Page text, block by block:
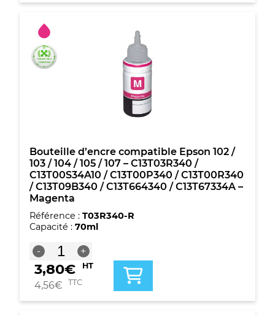
Epson
/
103
/
104
C13T00S44A10
/
C13T00P440
/
C13T00R440
/
C13T09B440
C13T664440
/
C13T67344A
-
Bouteille d’encre compatible Epson 102 /
103 / 104 / 105 / 107 – C13T03R340 /
C13T00S34A10 / C13T00P340 / C13T00R340
/ C13T09B340 / C13T664340 / C13T67334A –
Magenta
Référence : T03R340-R
Capacité : 70ml
-
quantité
de
Bouteille
d'encre
Epson
+
3,80€ HT
4,56€ TTC